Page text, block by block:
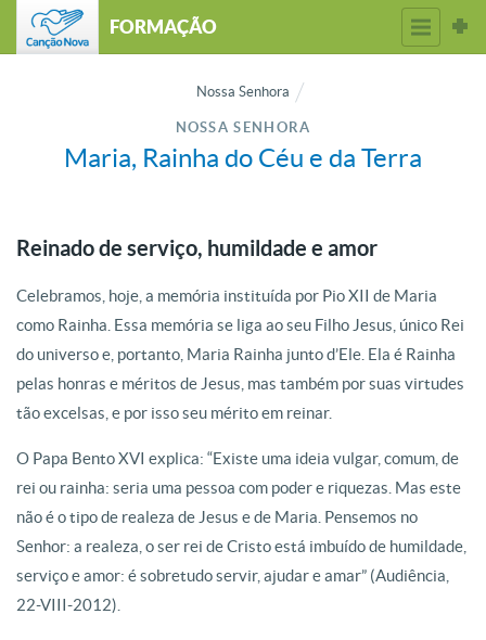
FORMAÇÃO
Nossa Senhora
NOSSA SENHORA
Maria, Rainha do Céu e da Terra
Reinado de serviço, humildade e amor
Celebramos, hoje, a memória instituída por Pio XII de Maria
como Rainha. Essa memória se liga ao seu Filho Jesus, único Rei
do universo e, portanto, Maria Rainha junto d’Ele. Ela é Rainha
pelas honras e méritos de Jesus, mas também por suas virtudes
tão excelsas, e por isso seu mérito em reinar.
O Papa Bento XVI explica: “Existe uma ideia vulgar, comum, de
rei ou rainha: seria uma pessoa com poder e riquezas. Mas este
não é o tipo de realeza de Jesus e de Maria. Pensemos no
Senhor: a realeza, o ser rei de Cristo está imbuído de humildade,
serviço e amor: é sobretudo servir, ajudar e amar” (Audiência,
22-VIII-2012).